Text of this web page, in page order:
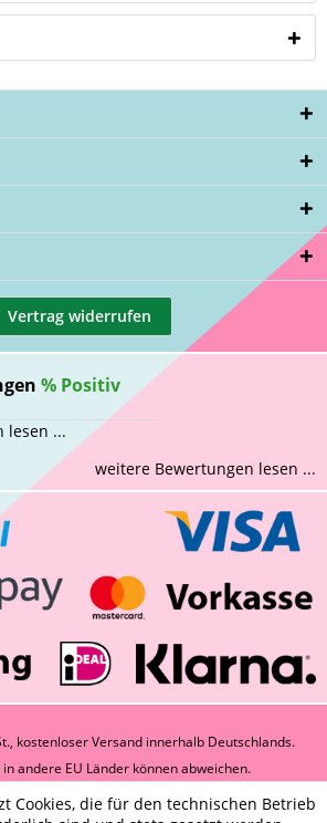
Vertrag widerrufen
% Positiv
lesen ...
weitere Bewertungen lesen ...
kostenloser Versand innerhalb Deutschlands.
in andere EU Länder können abweichen.
Cookies, die für den technischen Betrieb